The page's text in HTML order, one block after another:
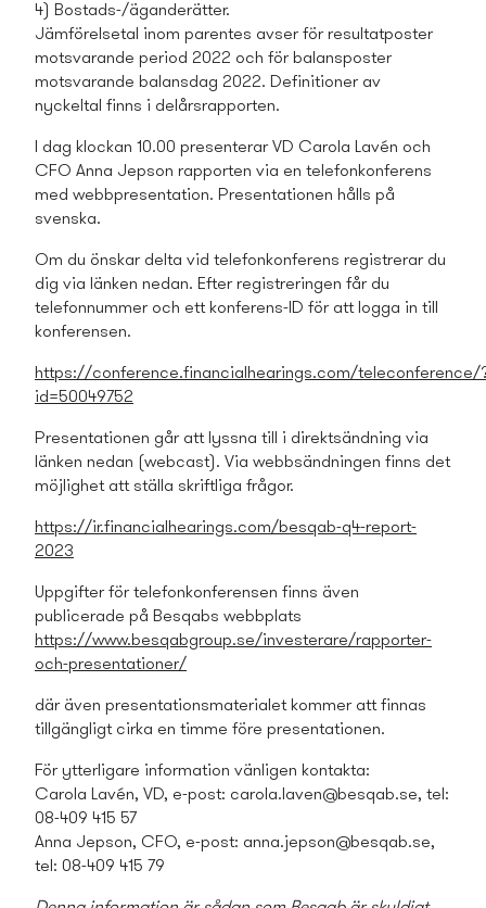
4) Bostads­-/äganderätter.
Jämförelsetal inom parentes avser för resultatposter
motsvarande period 2022 och för balansposter
motsvarande balansdag 2022. Definitioner av
nyckeltal finns i delårsrapporten.
I dag klockan 10.00 presenterar VD Carola Lavén och
CFO Anna Jepson rapporten via en telefonkonferens
med webbpresentation. Presentationen hålls på
svenska.
Om du önskar delta vid telefonkonferens registrerar du
dig via länken nedan. Efter registreringen får du
telefonnummer och ett konferens-ID för att logga in till
konferensen.
https://conference.financialhearings.com/teleconference/
id=50049752
Presentationen går att lyssna till i direktsändning via
länken nedan (webcast). Via webbsändningen finns det
möjlighet att ställa skriftliga frågor.
https://ir.financialhearings.com/besqab-q4-report-
2023
Uppgifter för telefonkonferensen finns även
publicerade på Besqabs webbplats
https://www.besqabgroup.se/investerare/rapporter-
och-presentationer/
där även presentationsmaterialet kommer att finnas
tillgängligt cirka en timme före presentationen.
För ytterligare information vänligen kontakta:
Carola Lavén, VD, e-post: carola.laven@besqab.se, tel:
08-409 415 57
Anna Jepson, CFO, e-post: anna.jepson@besqab.se,
tel: 08-409 415 79